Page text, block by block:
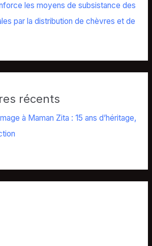
les moyens de subsistance des
par la distribution de chèvres et de
récents
à Maman Zita : 15 ans d’héritage,